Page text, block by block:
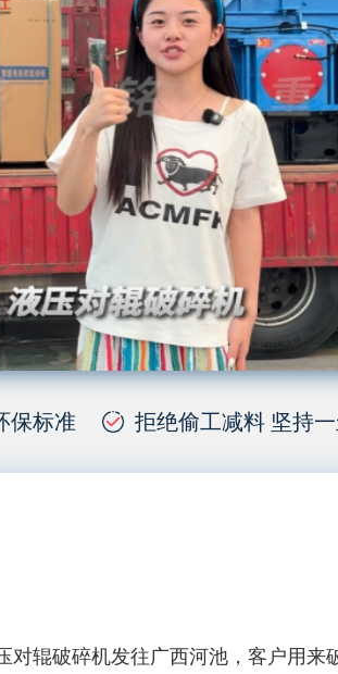
保标准 拒绝偷工减料 坚持
辊破碎机发往广西河池，客户用来